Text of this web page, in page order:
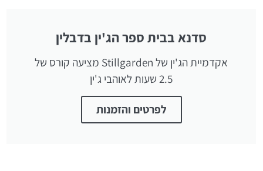
סדנא בבית ספר הג'ין בדבלין
אקדמיית הג'ין של Stillgarden מציעה קורס של
2.5 שעות לאוהבי ג'ין
לפרטים והזמנות